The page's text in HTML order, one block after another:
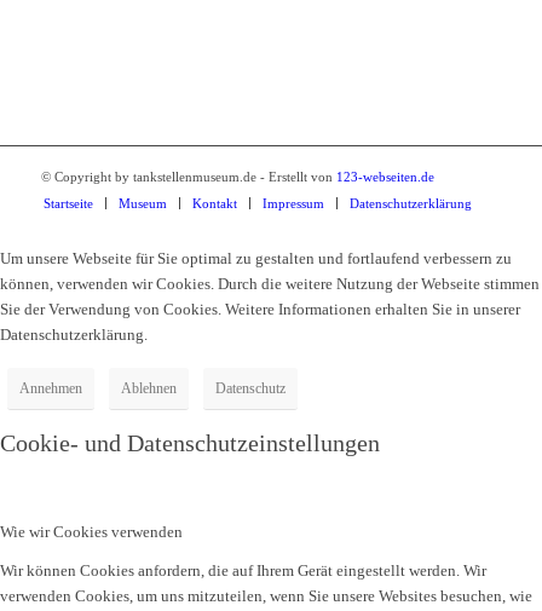
© Copyright by tankstellenmuseum.de - Erstellt von 123-webseiten.de
Startseite
Museum Kontakt Impressum Datenschutzerklärung
Um unsere Webseite für Sie optimal zu gestalten und fortlaufend verbessern zu
können, verwenden wir Cookies. Durch die weitere Nutzung der Webseite stimmen
Sie der Verwendung von Cookies. Weitere Informationen erhalten Sie in unserer
Datenschutzerklärung.
Annehmen Ablehnen Datenschutz
Cookie- und Datenschutzeinstellungen
Wie wir Cookies verwenden
Wir können Cookies anfordern, die auf Ihrem Gerät eingestellt werden. Wir
verwenden Cookies, um uns mitzuteilen, wenn Sie unsere Websites besuchen, wie